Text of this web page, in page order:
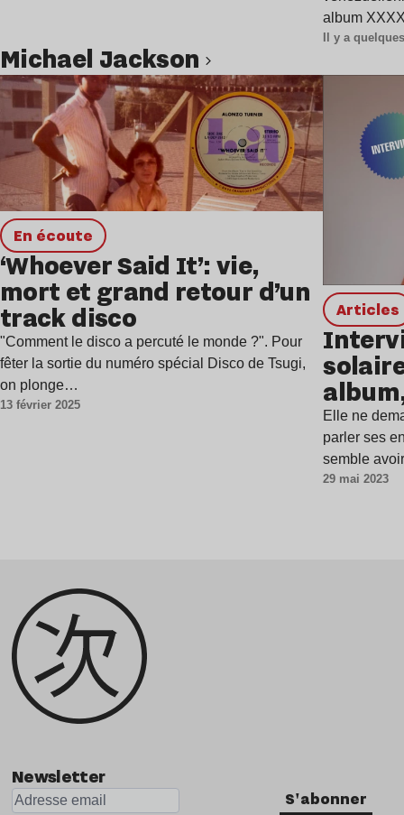
album
Il y a
Michael Jackson
en écoute
‘Whoever Said It’: vie,
mort et grand retour d’un
track disco
"Comment le disco a percuté le monde ?". Pour
fêter la sortie du numéro spécial Disco de Tsugi,
on plonge…
13 février 2025
Articles
Elle ne
parler ses
semble
29 mai 2023
Lire l’article
Newsletter
S'abonner